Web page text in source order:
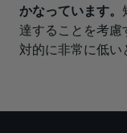
かなっています。
達することを考慮
対的に非常に低い